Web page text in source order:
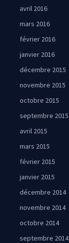
avril 2016
mars 2016
février 2016
janvier 2016
décembre 2015
novembre 2015
octobre 2015
septembre 2015
avril 2015
mars 2015
février 2015
janvier 2015
décembre 2014
novembre 2014
octobre 2014
septembre 2014